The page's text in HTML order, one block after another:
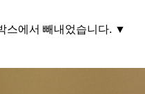
스에서 빼내었습니다. ▼